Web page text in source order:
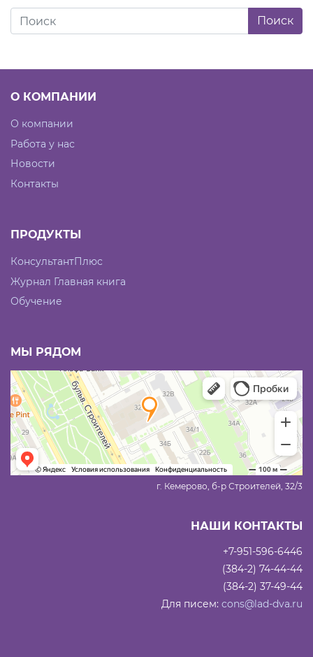
О КОМПАНИИ
О компании
Работа у нас
Новости
Контакты
ПРОДУКТЫ
КонсультантПлюс
Журнал Главная книга
Обучение
МЫ РЯДОМ
г. Кемерово, б-р Строителей, 32/3
НАШИ КОНТАКТЫ
+7-951-596-6446
(384-2) 74-44-44
(384-2) 37-49-44
Для писем: cons@lad-dva.ru